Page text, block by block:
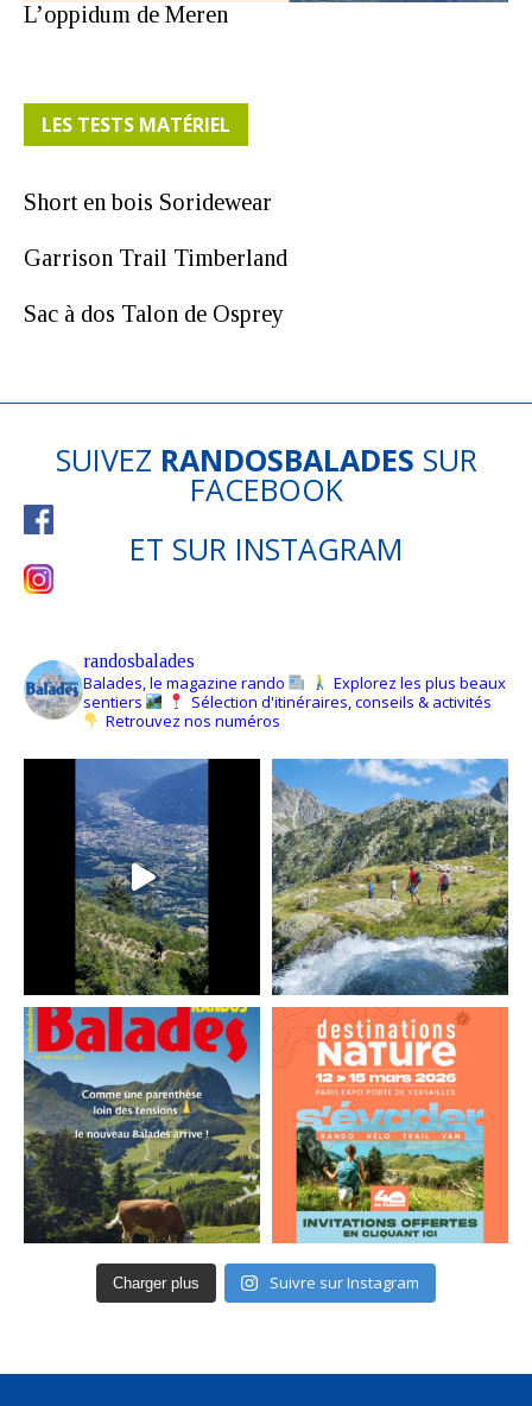
L’oppidum de Meren
LES TESTS MATÉRIEL
Short en bois Soridewear
Garrison Trail Timberland
Sac à dos Talon de Osprey
SUIVEZ RANDOSBALADES SUR
FACEBOOK
ET SUR INSTAGRAM
randosbalades
Balades, le magazine rando
Explorez les plus beaux
sentiers
Sélection d'itinéraires, conseils & activités
Retrouvez nos numéros
Charger plus Suivre sur Instagram